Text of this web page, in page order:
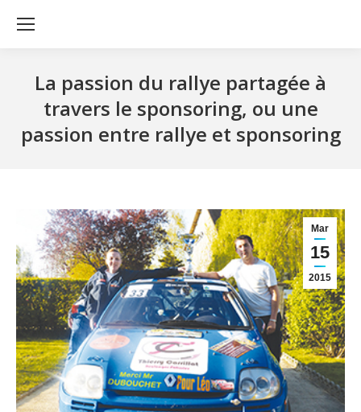
La passion du rallye partagée à
travers le sponsoring, ou une
passion entre rallye et sponsoring
Mar
15
2015